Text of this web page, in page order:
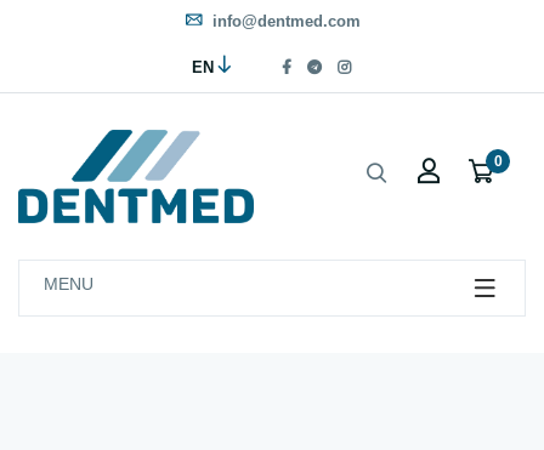
info@dentmed.com
EN
0
MENU